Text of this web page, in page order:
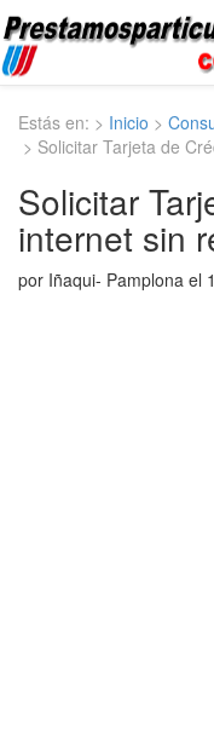
Estás en: > Inicio >
> Solicitar Tarjeta de
Solicitar
internet sin
por Iñaqui- Pamplona el